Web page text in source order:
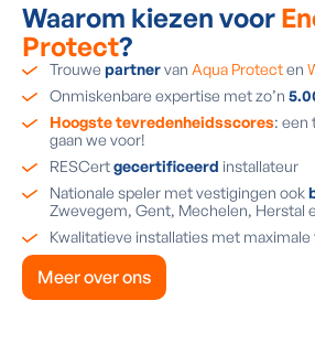
Waarom kiezen voor
Protect?
Trouwe partnervan Aqua Protecten
Onmiskenbare expertise met zo’n
Hoogste tevredenheidsscores: een
gaan we voor!
RESCertgecertificeerd installateur
Nationale speler met vestigingen ook
Zwevegem, Gent, Mechelen, Herstal
Kwalitatieve installaties met
Meer over ons